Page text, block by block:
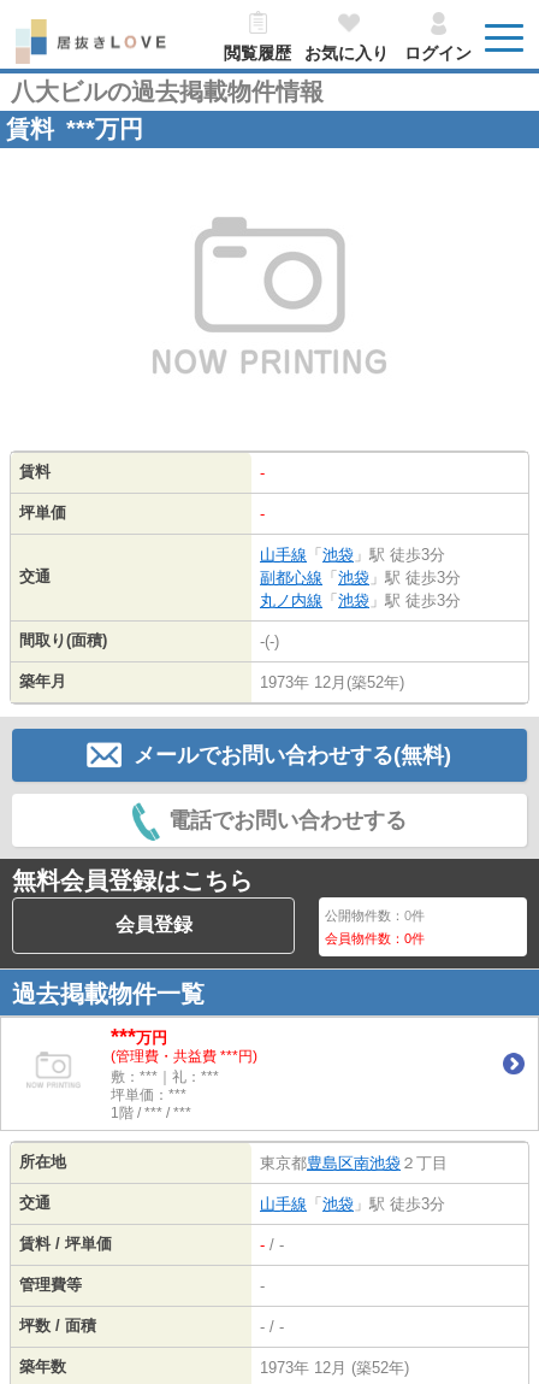
閲覧履歴 お気に入り ログイン
八大ビルの過去掲載物件情報
賃料 ***万円
賃料 -
坪単価 -
交通
山手線 「 池袋 」駅 徒歩3分
副都心線 「 池袋 」駅 徒歩3分
丸ノ内線 「 池袋 」駅 徒歩3分
間取り(面積) -(-)
築年月 1973年 12月(築52年)
メールでお問い合わせする(無料)
電話でお問い合わせする
無料会員登録はこちら
会員登録 公開物件数：0件
会員物件数：0件
過去掲載物件一覧
***万円
(管理費・共益費 ***円)
敷：***｜礼：***
坪単価：***
1階 / *** / ***
所在地 東京都豊島区南池袋 ２丁目
交通 山手線 「 池袋 」駅 徒歩3分
賃料 / 坪単価 - / -
管理費等 -
坪数 / 面積 - / -
築年数 1973年 12月 (築52年)